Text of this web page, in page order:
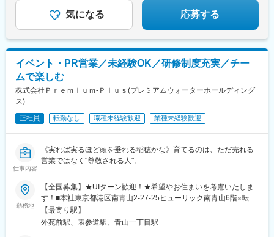
気になる 応募する
イベント・PR営業／未経験OK／研修制度充実／チー
ムで楽しむ
株式会社Ｐｒｅｍｉｕｍ‐Ｐｌｕｓ(プレミアムウォーターホールディング
ス)
正社員 転勤なし 職種未経験歓迎 業種未経験歓迎
仕事内容
《実れば実るほど頭を垂れる稲穂かな》育てるのは、ただ売れる
営業ではなく"尊敬される人"。
勤務地
【全国募集】★UIターン歓迎！★希望やお住まいを考慮いたしま
す！■本社東京都港区南青山2-27-25ヒューリック南青山6階※転勤
なし※本社に出社する必要はないため、全国各地で勤務可能です
◎■勤務地・全国のイベント会場や大型ショッピングモール北海
【最寄り駅】
外苑前駅、表参道駅、青山一丁目駅